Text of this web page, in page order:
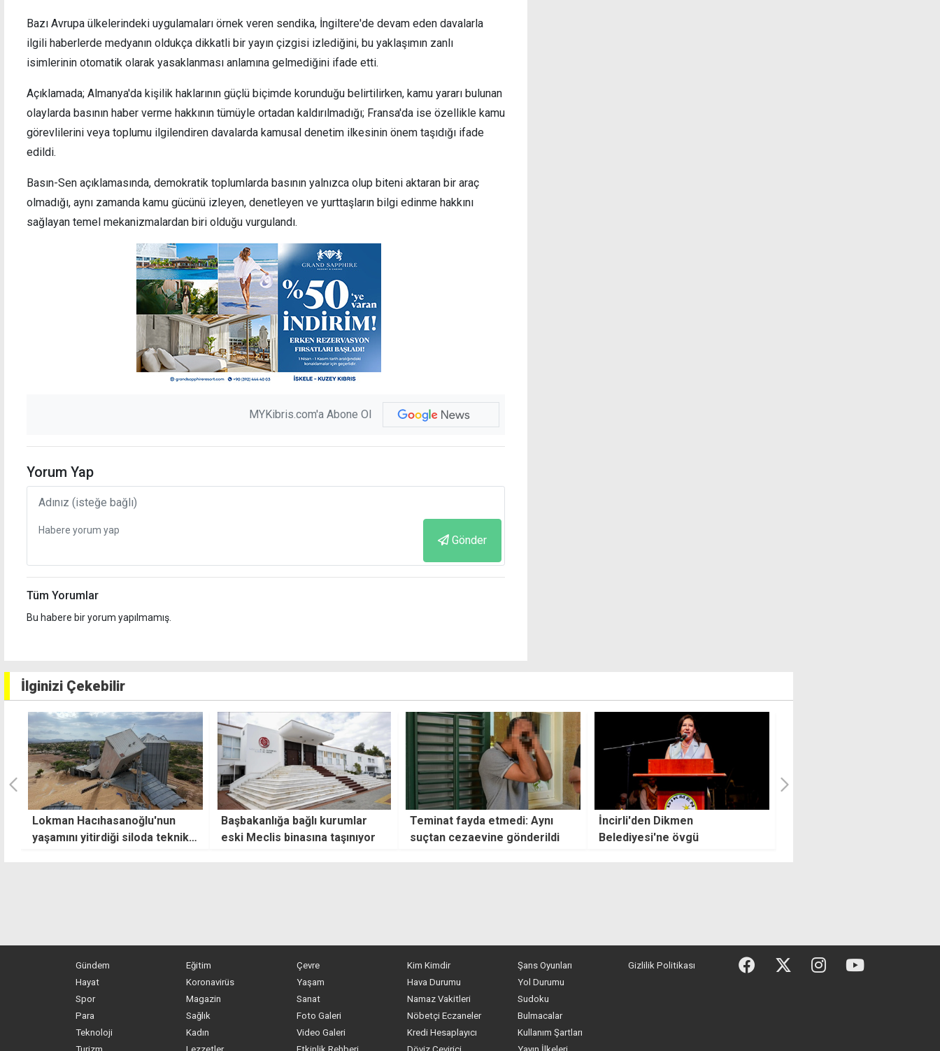
Bazı Avrupa ülkelerindeki uygulamaları örnek veren sendika, İngiltere'de devam eden davalarla
ilgili haberlerde medyanın oldukça dikkatli bir yayın çizgisi izlediğini, bu yaklaşımın zanlı
isimlerinin otomatik olarak yasaklanması anlamına gelmediğini ifade etti.
Açıklamada; Almanya'da kişilik haklarının güçlü biçimde korunduğu belirtilirken, kamu yararı bulunan
olaylarda basının haber verme hakkının tümüyle ortadan kaldırılmadığı; Fransa'da ise özellikle kamu
görevlilerini veya toplumu ilgilendiren davalarda kamusal denetim ilkesinin önem taşıdığı ifade
edildi.
Basın-Sen açıklamasında, demokratik toplumlarda basının yalnızca olup biteni aktaran bir araç
olmadığı, aynı zamanda kamu gücünü izleyen, denetleyen ve yurttaşların bilgi edinme hakkını
sağlayan temel mekanizmalardan biri olduğu vurgulandı.
MYKibris.com'a Abone Ol
Yorum Yap
Gönder
Tüm Yorumlar
Bu habere bir yorum yapılmamış.
İlginizi Çekebilir
Lokman Hacıhasanoğlu'nun
yaşamını yitirdiği siloda teknik
Başbakanlığa bağlı kurumlar
eski Meclis binasına taşınıyor
Teminat fayda etmedi: Aynı
suçtan cezaevine gönderildi
İncirli'den Dikmen
Belediyesi'ne övgü
Gündem
Hayat
Spor
Para
Teknoloji
Eğitim
Koronavirüs
Magazin
Sağlık
Kadın
Çevre
Yaşam
Sanat
Foto Galeri
Video Galeri
Kim Kimdir
Hava Durumu
Namaz Vakitleri
Nöbetçi Eczaneler
Kredi Hesaplayıcı
Şans Oyunları
Yol Durumu
Sudoku
Bulmacalar
Kullanım Şartları
Gizlilik Politikası